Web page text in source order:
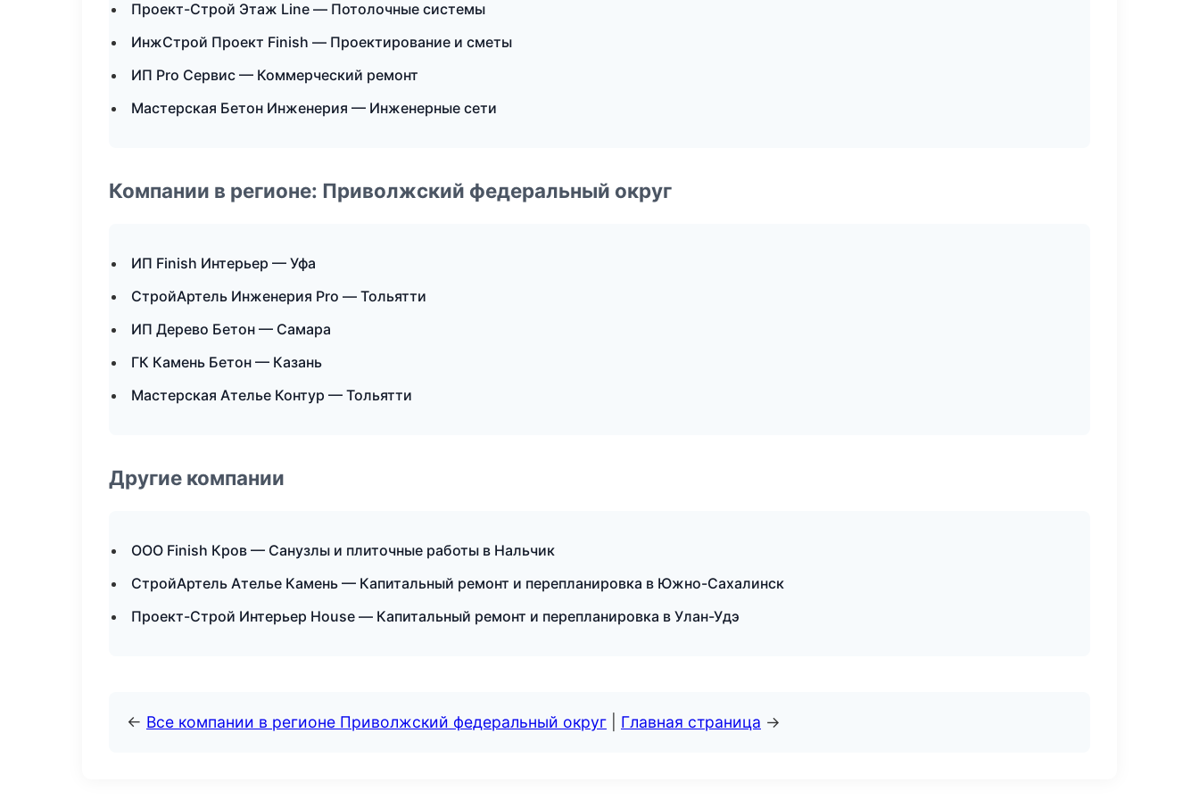
Проект-Строй Этаж Line — Потолочные системы
ИнжСтрой Проект Finish — Проектирование и сметы
ИП Pro Сервис — Коммерческий ремонт
Мастерская Бетон Инженерия — Инженерные сети
Компании в регионе: Приволжский федеральный округ
ИП Finish Интерьер — Уфа
СтройАртель Инженерия Pro — Тольятти
ИП Дерево Бетон — Самара
ГК Камень Бетон — Казань
Мастерская Ателье Контур — Тольятти
Другие компании
ООО Finish Кров — Санузлы и плиточные работы в Нальчик
СтройАртель Ателье Камень — Капитальный ремонт и перепланировка в Южно-Сахалинск
Проект-Строй Интерьер House — Капитальный ремонт и перепланировка в Улан-Удэ
← Все компании в регионе Приволжский федеральный округ Главная страница →